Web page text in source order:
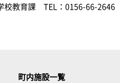
校教育課
TEL：0156-66-2646
町内施設一覧